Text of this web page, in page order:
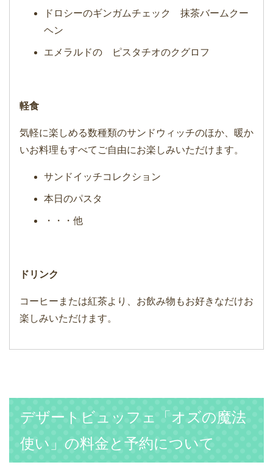
ドロシーのギンガムチェック 抹茶バームクー
ヘン
エメラルドの ピスタチオのクグロフ
軽食
気軽に楽しめる数種類のサンドウィッチのほか、暖か
いお料理もすべてご自由にお楽しみいただけます。
サンドイッチコレクション
本日のパスタ
・・・他
ドリンク
コーヒーまたは紅茶より、お飲み物もお好きなだけお
楽しみいただけます。
デザートビュッフェ「オズの魔法
使い」の料金と予約について